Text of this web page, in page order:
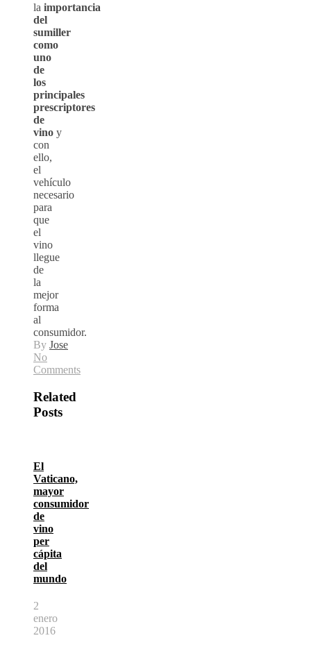
la importancia
del
sumiller
como
uno
de
los
principales
prescriptores
de
vino y
con
ello,
el
vehículo
necesario
para
que
el
vino
llegue
de
la
mejor
forma
al
consumidor.
By Jose
No
Comments
Related
Posts
El
Vaticano,
mayor
consumidor
de
vino
per
cápita
del
mundo
2
enero
2016